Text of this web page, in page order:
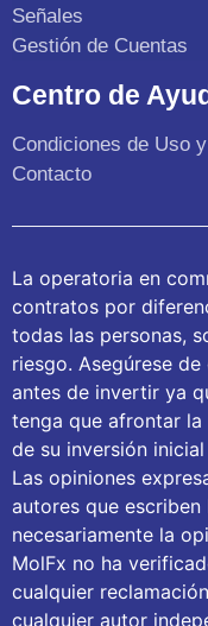
Señales
Gestión de Cuentas
Centro de
Condiciones de Uso
Contacto
La operatoria en
contratos por
todas las personas,
riesgo. Asegúrese
antes de invertir ya
tenga que afrontar
de su inversión inicial
Las opiniones
autores que
necesariamente la
MolFx no ha
cualquier
cualquier autor